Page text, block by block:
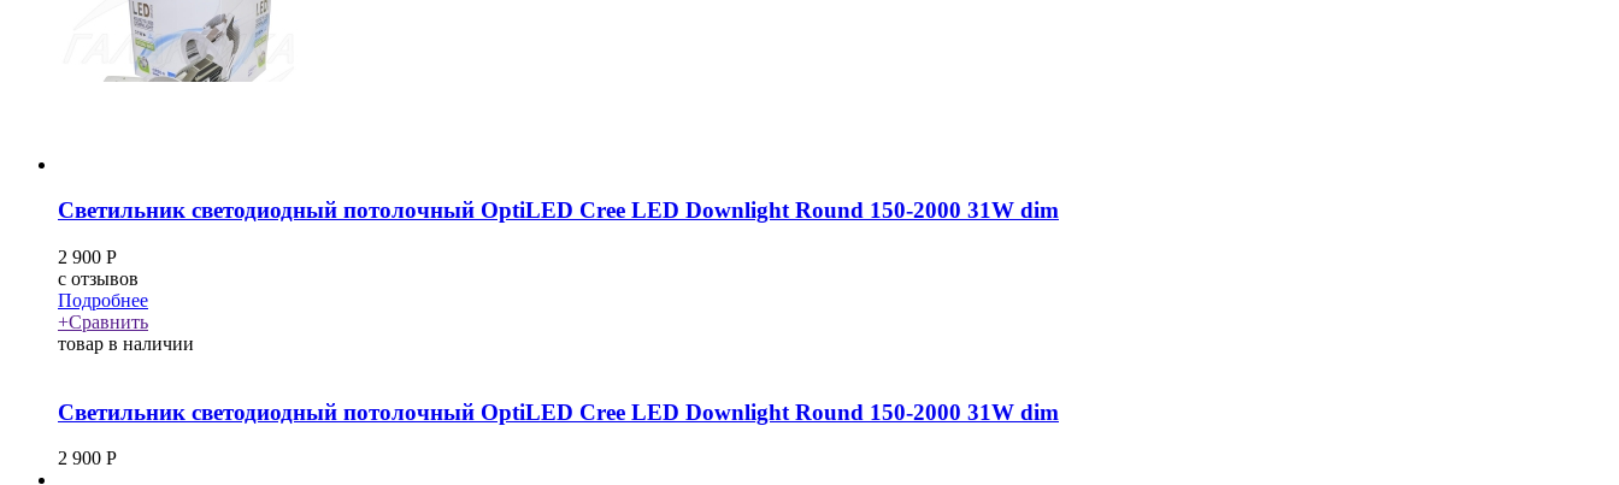
Светильник светодиодный потолочный OptiLED Cree LED Downlight Round 150-2000 31W dim
2 900 Р
c отзывов
Подробнее
+Сравнить
товар в наличии
Светильник светодиодный потолочный OptiLED Cree LED Downlight Round 150-2000 31W dim
2 900 Р